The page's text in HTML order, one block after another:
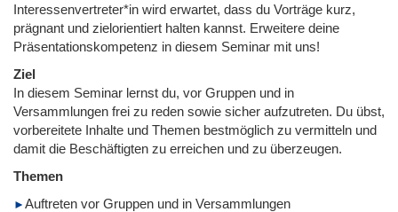
Interessenvertreter*in wird erwartet, dass du Vorträge kurz,
prägnant und zielorientiert halten kannst. Erweitere deine
Präsentationskompetenz in diesem Seminar mit uns!
Ziel
In diesem Seminar lernst du, vor Gruppen und in
Versammlungen frei zu reden sowie sicher aufzutreten. Du übst,
vorbereitete Inhalte und Themen bestmöglich zu vermitteln und
damit die Beschäftigten zu erreichen und zu überzeugen.
Themen
Auftreten vor Gruppen und in Versammlungen